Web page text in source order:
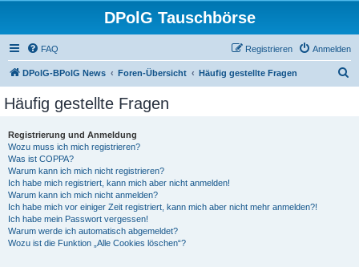
DPolG Tauschbörse
FAQ Anmelden
Registrieren
DPolG-BPolG News Foren-Übersicht Häufig gestellte Fragen
Häufig gestellte Fragen
Registrierung und Anmeldung
Wozu muss ich mich registrieren?
Was ist COPPA?
Warum kann ich mich nicht registrieren?
Ich habe mich registriert, kann mich aber nicht anmelden!
Warum kann ich mich nicht anmelden?
Ich habe mich vor einiger Zeit registriert, kann mich aber nicht mehr anmelden?!
Ich habe mein Passwort vergessen!
Warum werde ich automatisch abgemeldet?
Wozu ist die Funktion „Alle Cookies löschen“?